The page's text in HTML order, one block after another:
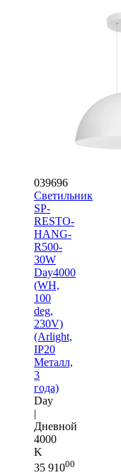
039696
Светильник
SP-
RESTO-
HANG-
R500-
30W
Day4000
(WH,
100
deg,
230V)
(Arlight,
IP20
Металл,
3
года)
Day
|
Дневной
4000
K
35 91000